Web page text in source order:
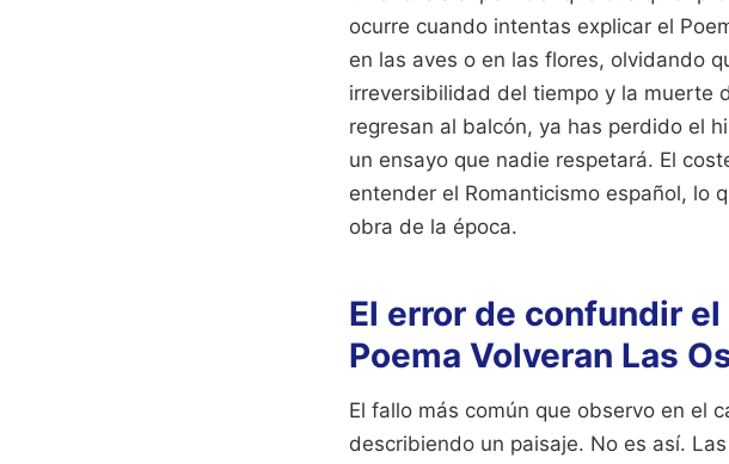
ocurre cuando intentas explicar el
en las aves o en las flores, olvidando
irreversibilidad del tiempo y la muerte
regresan al balcón, ya has perdido el
un ensayo que nadie respetará. El
entender el Romanticismo español, lo
obra de la época.
El error de confundir
Poema Volveran Las
El fallo más común que observo en el
describiendo un paisaje. No es así.